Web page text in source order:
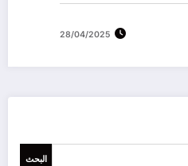
28/04/2025
البحث